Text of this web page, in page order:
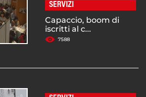
SERVIZI
Capaccio, boom di
iscritti al c...
7588